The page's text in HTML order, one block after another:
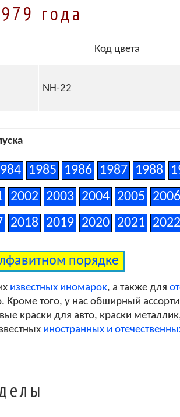
года
Код цвета
NH-22
1985 1986 1987 1988
2002 2003 2004 2005 2006
2018 2019 2020 2021 2022
порядке
известных иномарок, а также для
того, у нас обширный
краски для авто, краски
иностранных и